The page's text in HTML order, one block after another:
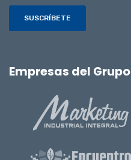
SUSCRÍBETE
Empresas del Grupo